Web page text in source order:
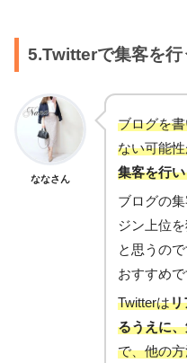
5.Twitterで集客を行
ななさん
ブログを
ない可能
集客を行
ブログの
ジン上位
と思うの
おすすめで
Twitterはリ
るうえに
で、他の